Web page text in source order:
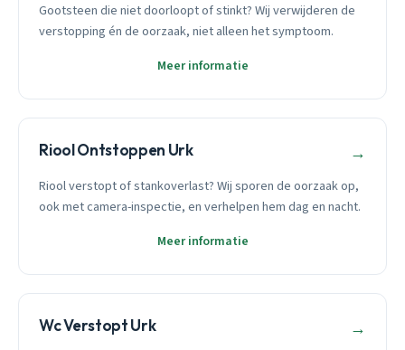
Gootsteen die niet doorloopt of stinkt? Wij verwijderen de
verstopping én de oorzaak, niet alleen het symptoom.
Meer informatie
Riool Ontstoppen Urk →
Riool verstopt of stankoverlast? Wij sporen de oorzaak op,
ook met camera-inspectie, en verhelpen hem dag en nacht.
Meer informatie
Wc Verstopt Urk →